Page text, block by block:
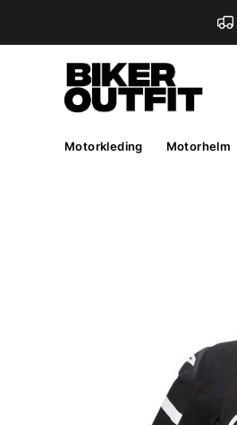
Motorkleding Motorhelm